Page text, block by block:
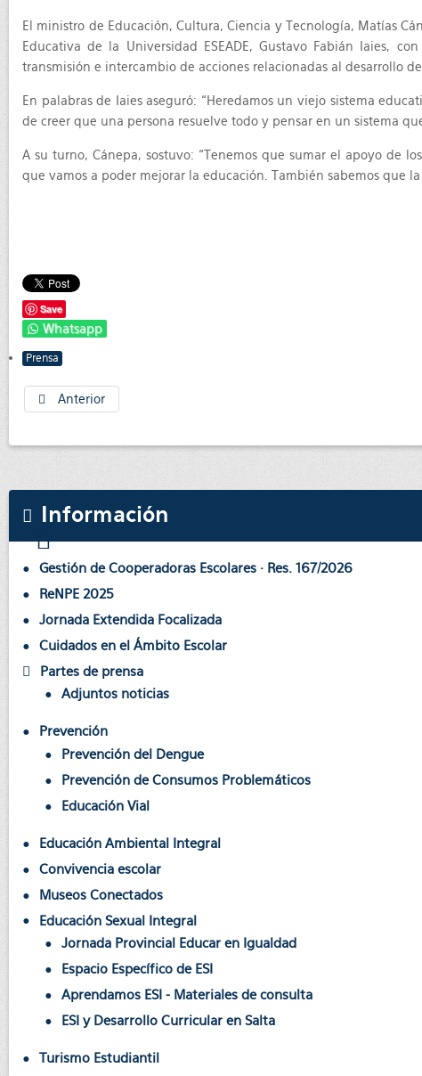
El ministro de Educación, Cultura, Ciencia y Tecnología, Matías
Educativa de la Universidad ESEADE, Gustavo Fabián Iaies,
transmisión e intercambio de acciones relacionadas al desarrollo
En palabras de Iaies aseguró: “Heredamos un viejo sistema
de creer que una persona resuelve todo y pensar en un sistema
A su turno, Cánepa, sostuvo: “Tenemos que sumar el apoyo de
que vamos a poder mejorar la educación. También sabemos que
Save
Whatsapp
Prensa
Anterior
Información
Gestión de Cooperadoras Escolares · Res. 167/2026
ReNPE 2025
Jornada Extendida Focalizada
Cuidados en el Ámbito Escolar
Partes de prensa
Adjuntos noticias
Prevención
Prevención del Dengue
Prevención de Consumos Problemáticos
Educación Vial
Educación Ambiental Integral
Convivencia escolar
Museos Conectados
Educación Sexual Integral
Jornada Provincial Educar en Igualdad
Espacio Específico de ESI
Aprendamos ESI - Materiales de consulta
ESI y Desarrollo Curricular en Salta
Turismo Estudiantil